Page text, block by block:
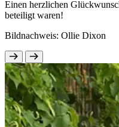
Einen herzlichen
beteiligt waren!
Bildnachweis: Ollie Dixon